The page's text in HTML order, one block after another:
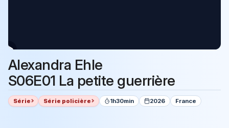
Alexandra Ehle
S06E01 La petite guerrière
Série Série policière 1h30min 2026 France